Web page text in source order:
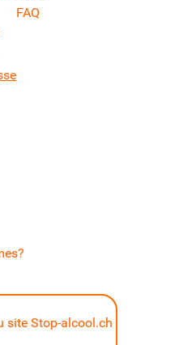
FAQ
site Stop-alcool.ch